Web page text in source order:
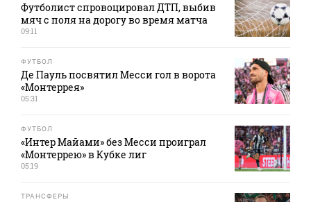
Футболист спровоцировал ДТП, выбив
мяч с поля на дорогу во время матча
09:11
ФУТБОЛ
Де Пауль посвятил Месси гол в ворота
«Монтеррея»
05:31
ФУТБОЛ
«Интер Майами» без Месси проиграл
«Монтеррею» в Кубке лиг
05:19
ТРАНСФЕРЫ